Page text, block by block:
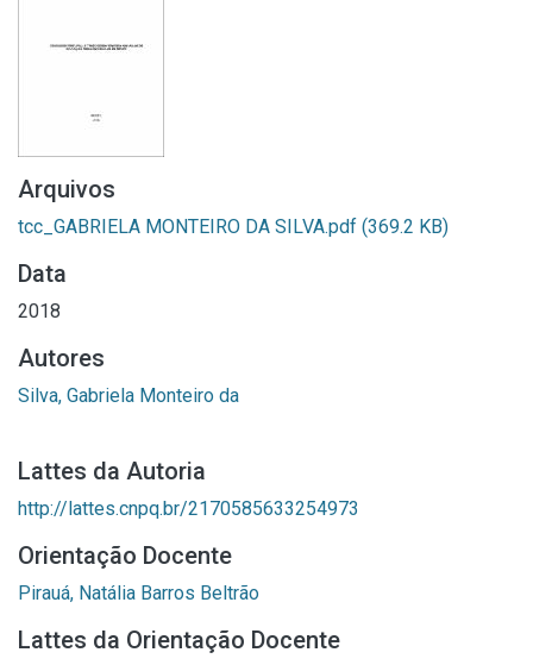
Arquivos
tcc_GABRIELA MONTEIRO DA SILVA.pdf (369.2 KB)
Data
2018
Autores
Silva, Gabriela Monteiro da
Lattes da Autoria
http://lattes.cnpq.br/2170585633254973
Orientação Docente
Pirauá, Natália Barros Beltrão
Lattes da Orientação Docente